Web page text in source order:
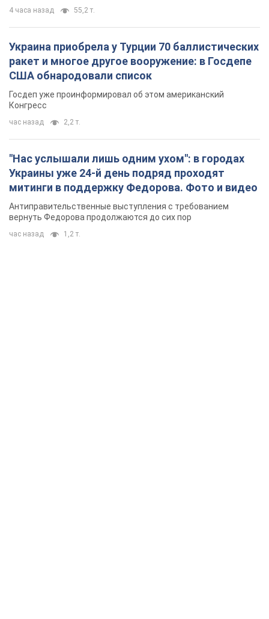
4 часа назад 55,2 т.
Украина приобрела у Турции 70 баллистических
ракет и многое другое вооружение: в Госдепе
США обнародовали список
Госдеп уже проинформировал об этом американский
Конгресс
час назад 2,2 т.
"Нас услышали лишь одним ухом": в городах
Украины уже 24-й день подряд проходят
митинги в поддержку Федорова. Фото и видео
Антиправительственные выступления с требованием
вернуть Федорова продолжаются до сих пор
час назад 1,2 т.